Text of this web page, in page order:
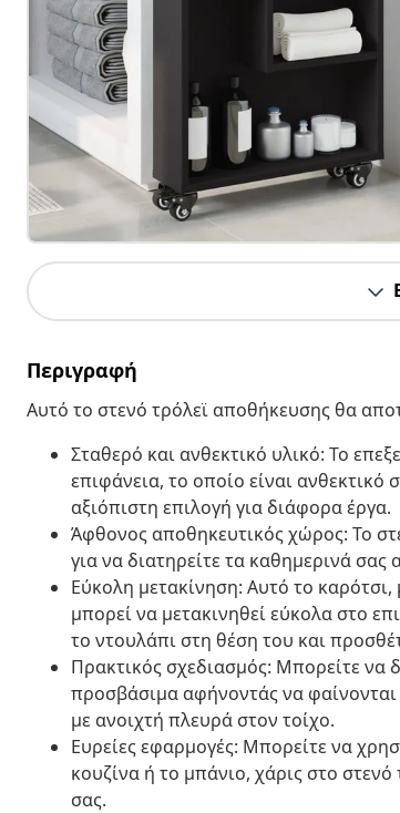
Περιγραφή
Αυτό το στενό τρόλεϊ αποθήκευσης θα
Σταθερό και ανθεκτικό υλικό: Το
επιφάνεια, το οποίο είναι
αξιόπιστη επιλογή για διάφορα έργα.
Άφθονος αποθηκευτικός χώρος: Το
για να διατηρείτε τα καθημερινά
Εύκολη μετακίνηση: Αυτό το
μπορεί να μετακινηθεί εύκολα στο
το ντουλάπι στη θέση του και
Πρακτικός σχεδιασμός: Μπορείτε να
προσβάσιμα αφήνοντάς να
με ανοιχτή πλευρά στον τοίχο.
Ευρείες εφαρμογές: Μπορείτε να
κουζίνα ή το μπάνιο, χάρις στο
σας.